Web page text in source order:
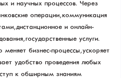
и научных процессов. Через
операции, коммуникация
дистанционное и онлайн-
государственные услуги.
меняет бизнес-процессы, ускоряет
удобство проведения любых
к обширным знаниям